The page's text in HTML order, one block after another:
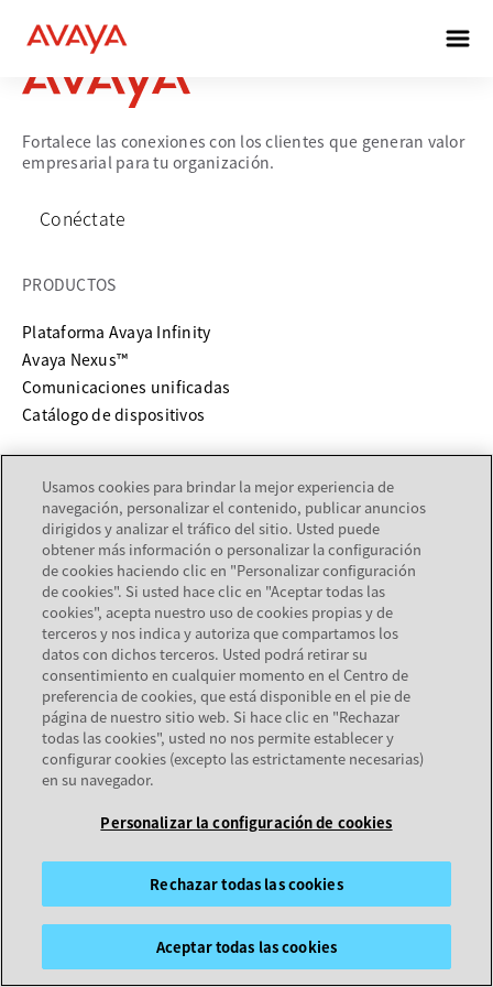
Fortalece las conexiones con los clientes que generan valor
empresarial para tu organización.
Conéctate
PRODUCTOS
Plataforma Avaya Infinity
Avaya Nexus™
Comunicaciones unificadas
Catálogo de dispositivos
Soportese abre en una pestaña nueva
Documentaciónse abre en una pestaña nueva
Servicios
Localizador de socios
EMPRESA
Acerca de Avaya
Carreras
Mapa del sitio Términos de uso Privacidad Cookies
se abre en una pestaña nueva
se abre en una pestaña nueva
se abre en una pestaña nueva
Usamos cookies para brindar la mejor experiencia de
navegación, personalizar el contenido, publicar anuncios
dirigidos y analizar el tráfico del sitio. Usted puede
obtener más información o personalizar la configuración
de cookies haciendo clic en "Personalizar configuración
de cookies". Si usted hace clic en "Aceptar todas las
cookies", acepta nuestro uso de cookies propias y de
terceros y nos indica y autoriza que compartamos los
datos con dichos terceros. Usted podrá retirar su
consentimiento en cualquier momento en el Centro de
preferencia de cookies, que está disponible en el pie de
página de nuestro sitio web. Si hace clic en "Rechazar
todas las cookies", usted no nos permite establecer y
configurar cookies (excepto las estrictamente necesarias)
en su navegador.
Personalizar la configuración de cookies
Rechazar todas las cookies
Aceptar todas las cookies